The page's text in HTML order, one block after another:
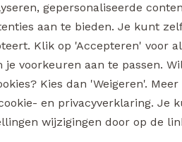
Voor 12:00 uur
thuisbezorgd
gepersonaliseerde
aan te bieden. Je kunt
Klik op 'Accepteren' voor
voorkeuren aan te passen.
Kies dan 'Weigeren'.
en privacyverklaring. Je
wijzigingen door op de